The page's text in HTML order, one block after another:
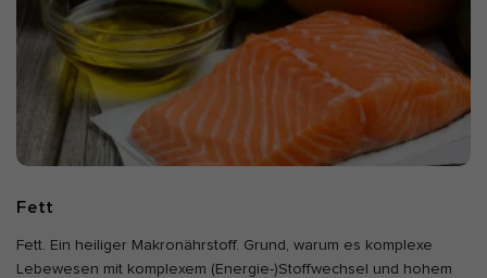
Fett
Fett. Ein heiliger Makronährstoff. Grund, warum es komplexe
Lebewesen mit komplexem (Energie-)Stoffwechsel und hohem